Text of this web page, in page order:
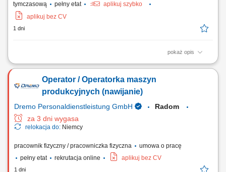
tymczasową
pełny etat
aplikuj szybko
aplikuj bez CV
1 dni
pokaż opis
W codziennej pracy zajmujesz się: obsługą maszyn pakujących
parametrów maszyn i systemu komputerowego; kontrolą przebiegu
procesu pakowania; współpracą z teamleaderem oraz zespołem;
Operator / Operatorka maszyn
produkcyjnych (nawijanie)
Dremo Personaldienstleistung GmbH
Radom
za 3 dni wygasa
relokacja do: Niemcy
pracownik fizyczny / pracowniczka fizyczna
umowa o pracę
pełny etat
rekrutacja online aplikuj bez CV
1 dni